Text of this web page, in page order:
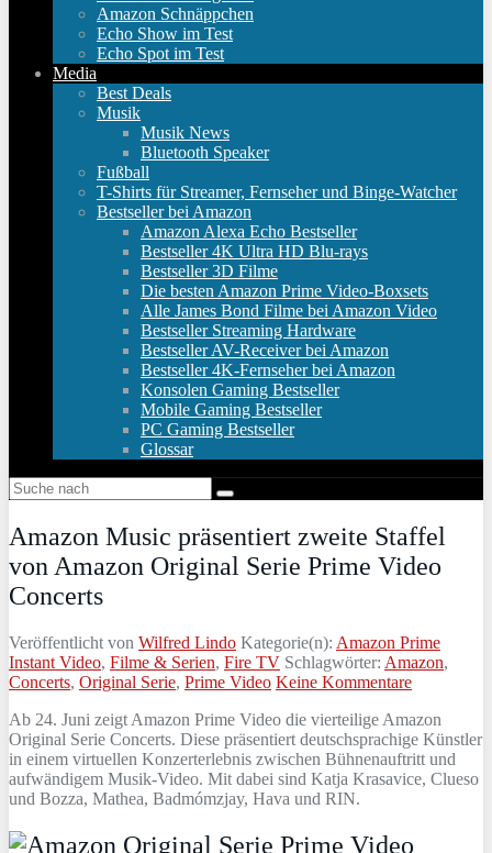
Amazon Schnäppchen
Echo Show im Test
Echo Spot im Test
Media
Best Deals
Musik
Musik News
Bluetooth Speaker
Fußball
T-Shirts für Streamer, Fernseher und Binge-Watcher
Bestseller bei Amazon
Amazon Alexa Echo Bestseller
Bestseller 4K Ultra HD Blu-rays
Bestseller 3D Filme
Die besten Amazon Prime Video-Boxsets
Alle James Bond Filme bei Amazon Video
Bestseller Streaming Hardware
Bestseller AV-Receiver bei Amazon
Bestseller 4K-Fernseher bei Amazon
Konsolen Gaming Bestseller
Mobile Gaming Bestseller
PC Gaming Bestseller
Glossar
Amazon Music präsentiert zweite Staffel
von Amazon Original Serie Prime Video
Concerts
Veröffentlicht von Wilfred Lindo Kategorie(n): Amazon Prime
Instant Video, Filme & Serien, Fire TV Schlagwörter: Amazon,
Concerts, Original Serie, Prime Video Keine Kommentare
Ab 24. Juni zeigt Amazon Prime Video die vierteilige Amazon
Original Serie Concerts. Diese präsentiert deutschsprachige Künstler
in einem virtuellen Konzerterlebnis zwischen Bühnenauftritt und
aufwändigem Musik-Video. Mit dabei sind Katja Krasavice, Clueso
und Bozza, Mathea, Badmómzjay, Hava und RIN.